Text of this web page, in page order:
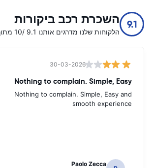
9.1 השכרת רכב ביקורות
הלקוחות שלנו מדרגים אותנו 9.1 /10 מתוך 12842
30-03-2026
Nothing to complain. Simple, Easy
Nothing to complain. Simple, Easy and
smooth experience
Paolo Zecca